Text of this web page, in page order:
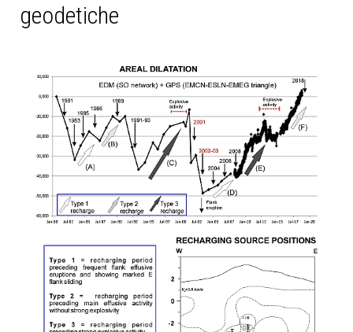
geodetiche